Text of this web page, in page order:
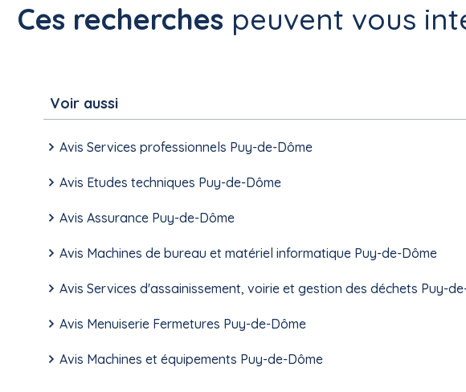
Ces recherches peuvent vous
Voir aussi
Avis Services professionnels Puy-de-Dôme
Avis Etudes techniques Puy-de-Dôme
Avis Assurance Puy-de-Dôme
Avis Machines de bureau et matériel informatique Puy-de-Dôme
Avis Services d'assainissement, voirie et gestion des déchets Puy-
Avis Menuiserie Fermetures Puy-de-Dôme
Avis Machines et équipements Puy-de-Dôme